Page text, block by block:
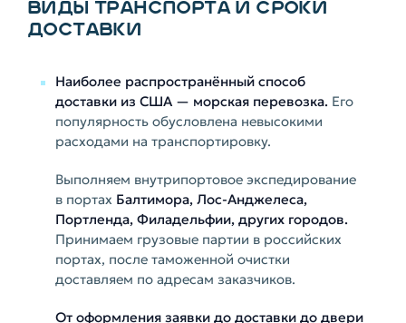
ВИДЫ ТРАНСПОРТА И СРОКИ
ДОСТАВКИ
Наиболее распространённый способ
доставки из США — морская перевозка. Его
популярность обусловлена невысокими
расходами на транспортировку.
Выполняем внутрипортовое экспедирование
в портах Балтимора, Лос-Анджелеса,
Портленда, Филадельфии, других городов.
Принимаем грузовые партии в российских
портах, после таможенной очистки
доставляем по адресам заказчиков.
От оформления заявки до доставки до двери